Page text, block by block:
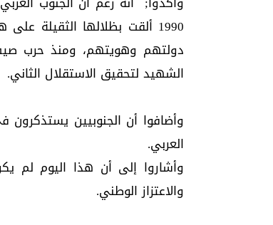
1990 ألقت بظلالها الثقيلة
الشهيد لتحقيق الاستقلال الثاني.
وأضافوا أن الجنوبيين
العربي.
وأشاروا إلى أن هذا اليوم لم
والاعتزاز الوطني.